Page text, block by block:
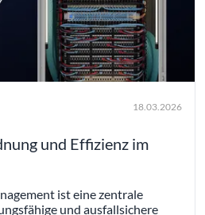
18.03.2026
und Effizienz im
ist eine zentrale
und ausfallsichere